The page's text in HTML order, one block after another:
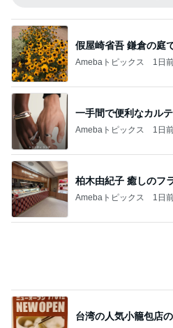
假屋崎省吾 鎌倉の庭
Amebaトピックス 1日
一手間で便利なカル
Amebaトピックス 1日
柏木由紀子 癒しのフ
Amebaトピックス 1日
台湾の人気小籠包店